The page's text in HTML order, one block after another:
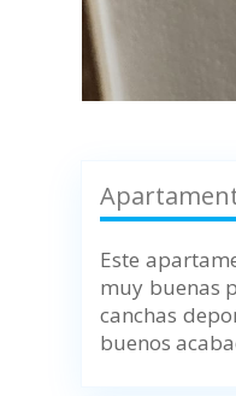
Este
muy buenas
canchas
buenos